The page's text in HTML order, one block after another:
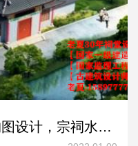
祠堂建筑设计，祠堂结构图设计，宗祠水电图设计方案